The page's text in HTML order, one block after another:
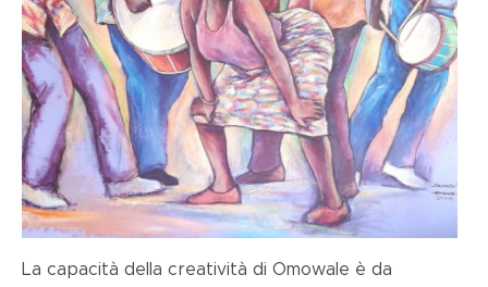
La capacità della creatività di Omowale è da